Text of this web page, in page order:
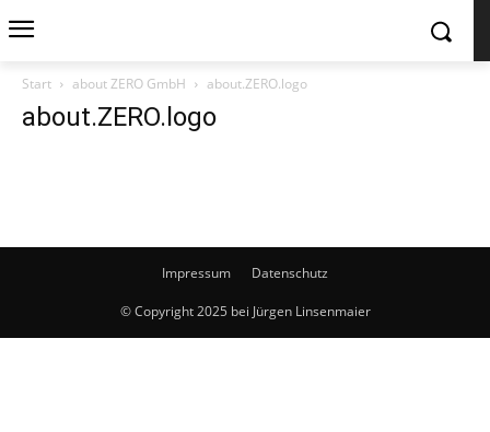
Start about ZERO GmbH about.ZERO.logo
about.ZERO.logo
Impressum Datenschutz
© Copyright 2025 bei Jürgen Linsenmaier